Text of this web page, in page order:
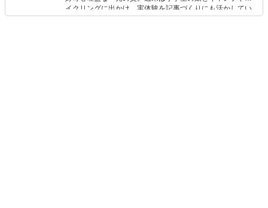
イクリングに出かけ、実体験を記事づくりにも活かしてい
ます。読者の「知りたい」を分かりやすく届けることをモ